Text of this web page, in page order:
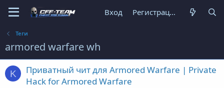
Вход Регистрация
Теги
armored warfare wh
K
Приватный чит для Armored Warfare | Private
Hack for Armored Warfare